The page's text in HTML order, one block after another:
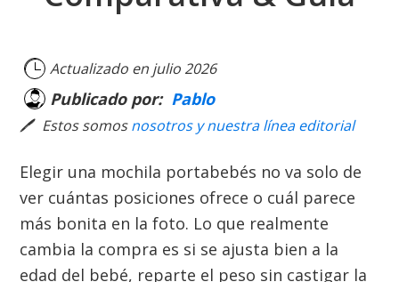
Actualizado en julio 2026
Publicado por: Pablo
🖊 Estos somosnosotros y nuestra línea editorial
Elegir una mochila portabebés no va solo de
ver cuántas posiciones ofrece o cuál parece
más bonita en la foto. Lo que realmente
cambia la compra es si se ajusta bien a la
edad del bebé, reparte el peso sin castigar la